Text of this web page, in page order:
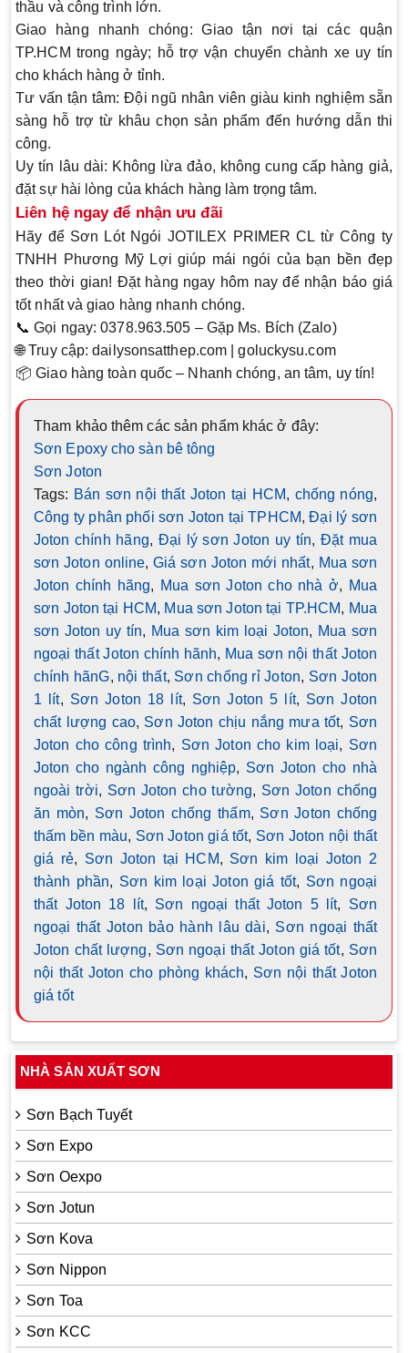
thầu và công trình lớn.
Giao hàng nhanh chóng: Giao tận nơi tại các quận
TP.HCM trong ngày; hỗ trợ vận chuyển chành xe uy tín
cho khách hàng ở tỉnh.
Tư vấn tận tâm: Đội ngũ nhân viên giàu kinh nghiệm sẵn
sàng hỗ trợ từ khâu chọn sản phẩm đến hướng dẫn thi
công.
Uy tín lâu dài: Không lừa đảo, không cung cấp hàng giả,
đặt sự hài lòng của khách hàng làm trọng tâm.
Liên hệ ngay để nhận ưu đãi
Hãy để Sơn Lót Ngói JOTILEX PRIMER CL từ Công ty
TNHH Phương Mỹ Lợi giúp mái ngói của bạn bền đẹp
theo thời gian! Đặt hàng ngay hôm nay để nhận báo giá
tốt nhất và giao hàng nhanh chóng.
📞Gọi ngay: 0378.963.505 – Gặp Ms. Bích (Zalo)
🌐Truy cập: dailysonsatthep.com | goluckysu.com
📦Giao hàng toàn quốc – Nhanh chóng, an tâm, uy tín!
Tham khảo thêm các sản phẩm khác ở đây:
Sơn Epoxy cho sàn bê tông
Sơn Joton
Tags: Bán sơn nội thất Joton tại HCM, chống nóng,
Công ty phân phối sơn Joton tại TPHCM,Đại lý sơn
Joton chính hãng, Đại lý sơn Joton uy tín, Đặt mua
sơn Joton online,Giá sơn Joton mới nhất, Mua sơn
Joton chính hãng, Mua sơn Joton cho nhà ở, Mua
sơn Joton tại HCM, Mua sơn Joton tại TP.HCM, Mua
sơn Joton uy tín, Mua sơn kim loại Joton, Mua sơn
ngoại thất Joton chính hãnh, Mua sơn nội thất Joton
chính hãnG, nội thất, Sơn chống rỉ Joton, Sơn Joton
1 lít, Sơn Joton 18 lít, Sơn Joton 5 lít, Sơn Joton
chất lượng cao, Sơn Joton chịu nắng mưa tốt, Sơn
Joton cho công trình, Sơn Joton cho kim loại, Sơn
Joton cho ngành công nghiệp, Sơn Joton cho nhà
ngoài trời, Sơn Joton cho tường, Sơn Joton chống
ăn mòn, Sơn Joton chống thấm, Sơn Joton chống
thấm bền màu, Sơn Joton giá tốt, Sơn Joton nội thất
giá rẻ, Sơn Joton tại HCM, Sơn kim loại Joton 2
thành phần, Sơn kim loại Joton giá tốt, Sơn ngoại
thất Joton 18 lít, Sơn ngoại thất Joton 5 lít, Sơn
ngoại thất Joton bảo hành lâu dài, Sơn ngoại thất
Joton chất lượng, Sơn ngoại thất Joton giá tốt, Sơn
nội thất Joton cho phòng khách, Sơn nội thất Joton
giá tốt
NHÀ SẢN XUẤT SƠN
Sơn Bạch Tuyết
Sơn Expo
Sơn Oexpo
Sơn Jotun
Sơn Kova
Sơn Nippon
Sơn Toa
Sơn KCC